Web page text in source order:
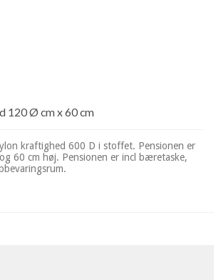
120 Ø cm x 60 cm
kraftighed 600 D i stoffet. Pensionen er
60 cm høj. Pensionen er incl bæretaske,